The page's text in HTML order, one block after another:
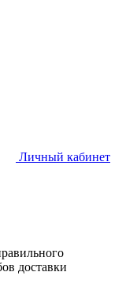
Личный кабинет
доставки